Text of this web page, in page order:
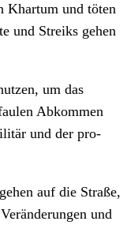
Khartum und töten
und Streiks gehen
um das
Abkommen
und der pro-
auf die Straße,
und